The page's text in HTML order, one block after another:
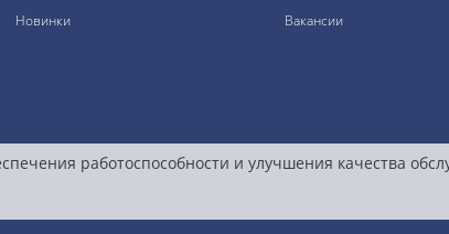
Новинки
Вакансии
работоспособности и улучшения качества